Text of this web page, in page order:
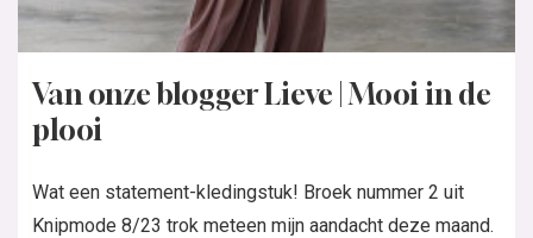
Van onze blogger Lieve | Mooi in de
plooi
Wat een statement-kledingstuk! Broek nummer 2 uit
Knipmode 8/23 trok meteen mijn aandacht deze maand.